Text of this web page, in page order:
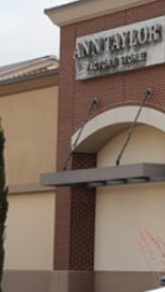
De la Espriella
la mira: La
el “R1”, presunto
miembros de
preparado para